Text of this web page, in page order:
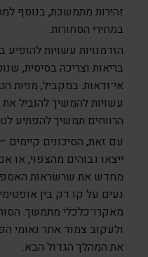
זהירות מתמשכת, בנוסף
במחירי הסחורות.
הזדמנויות עשויות
בריאות וצריכה בסיסית,
אי־ודאות. במקביל, מניות
עשויות להמשיך להוביל
הרווחים תמשיך להפתיע
עם זאת, הסיכונים קיימים
ייצאו גבוהים מהצפוי, או
מחדש את שרשראות
נעים על קו דק בין
מאקרו־כלכלי מתמשך.
ולעקוב צמוד אחר נאומי
את המהלך הגדול הבא.